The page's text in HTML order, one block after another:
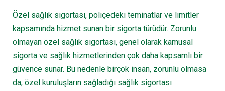
Özel sağlık sigortası, poliçedeki teminatlar ve limitler
kapsamında hizmet sunan bir sigorta türüdür. Zorunlu
olmayan özel sağlık sigortası, genel olarak kamusal
sigorta ve sağlık hizmetlerinden çok daha kapsamlı bir
güvence sunar. Bu nedenle birçok insan, zorunlu olmasa
da, özel kuruluşların sağladığı sağlık sigortası